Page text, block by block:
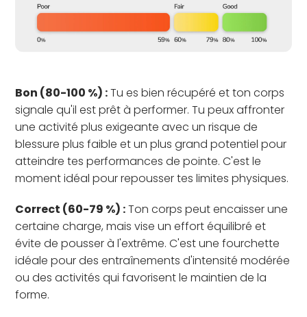
Bon (80-100 %) :Tu es bien récupéré et ton corps
signale qu'il est prêt à performer. Tu peux affronter
une activité plus exigeante avec un risque de
blessure plus faible et un plus grand potentiel pour
atteindre tes performances de pointe. C'est le
moment idéal pour repousser tes limites physiques.
Correct (60-79 %) :Ton corps peut encaisser une
certaine charge, mais vise un effort équilibré et
évite de pousser à l'extrême. C'est une fourchette
idéale pour des entraînements d'intensité modérée
ou des activités qui favorisent le maintien de la
forme.